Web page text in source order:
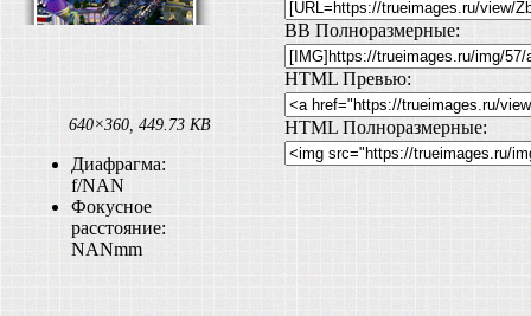
640×360, 449.73 KB
Диафрагма:
f/NAN
Фокусное
расстояние:
NANmm
BB Полноразмерные:
HTML Превью:
HTML Полноразмерные: